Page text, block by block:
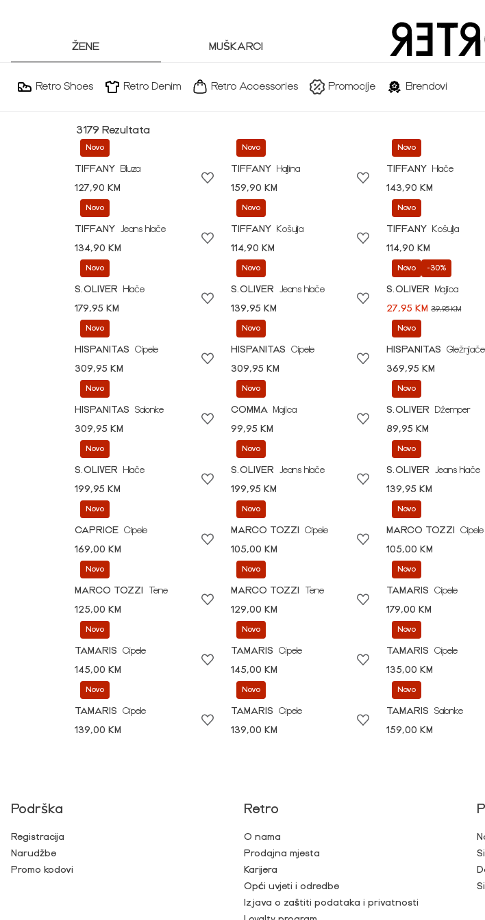
ŽENE MUŠKARCI
Retro Shoes Retro Denim Retro Accessories Promocije Brendovi
3179 Rezultata
Novo
TIFFANY
Bluza
127,90 KM
Novo
TIFFANY
Haljina
159,90 KM
Novo
TIFFANY
Hlače
143,90 KM
Novo
TIFFANY
Jeans hlače
134,90 KM
Novo
TIFFANY
Košulja
114,90 KM
Novo
TIFFANY
Košulja
114,90 KM
Novo
S.OLIVER
Hlače
179,95 KM
Novo
S.OLIVER
Jeans hlače
139,95 KM
Novo -30%
S.OLIVER
Majica
27,95 KM39,95 KM
Novo
HISPANITAS
Cipele
309,95 KM
Novo
HISPANITAS
Cipele
309,95 KM
Novo
HISPANITAS
Gležnjače
369,95 KM
Novo
HISPANITAS
Salonke
309,95 KM
Novo
COMMA
Majica
99,95 KM
Novo
S.OLIVER
Džemper
89,95 KM
Novo
S.OLIVER
Hlače
199,95 KM
Novo
S.OLIVER
Jeans hlače
199,95 KM
Novo
S.OLIVER
Jeans hlače
139,95 KM
Novo
CAPRICE Cipele
169,00 KM
Novo
MARCO TOZZI
Cipele
105,00 KM
Novo
MARCO TOZZI
Cipele
105,00 KM
Novo
MARCO TOZZI
Tene
125,00 KM
Novo
MARCO TOZZI
Tene
129,00 KM
Novo
TAMARIS
Cipele
179,00 KM
Novo
TAMARIS
Cipele
145,00 KM
Novo
TAMARIS
Cipele
145,00 KM
Novo
TAMARIS
Cipele
135,00 KM
Novo
TAMARIS
Cipele
139,00 KM
Novo
TAMARIS
Cipele
139,00 KM
Novo
TAMARIS
Salonke
159,00 KM
Podrška
Registracija
Narudžbe
Promo kodovi
Retro
O nama
Prodajna mjesta
Karijera
Opći uvjeti i odredbe
Izjava o zaštiti podataka i privatnosti